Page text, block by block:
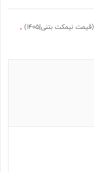
نیمکت بتنی|1405)
,